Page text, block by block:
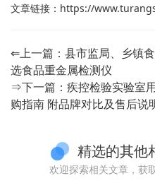
文章链接： https://
⇐上一篇： 县市监局、乡镇
选食品重金属检测仪
⇒下一篇： 疾控检验实验室
购指南 附品牌对比及售后说
精选的其他
欢迎探索相关文章，获